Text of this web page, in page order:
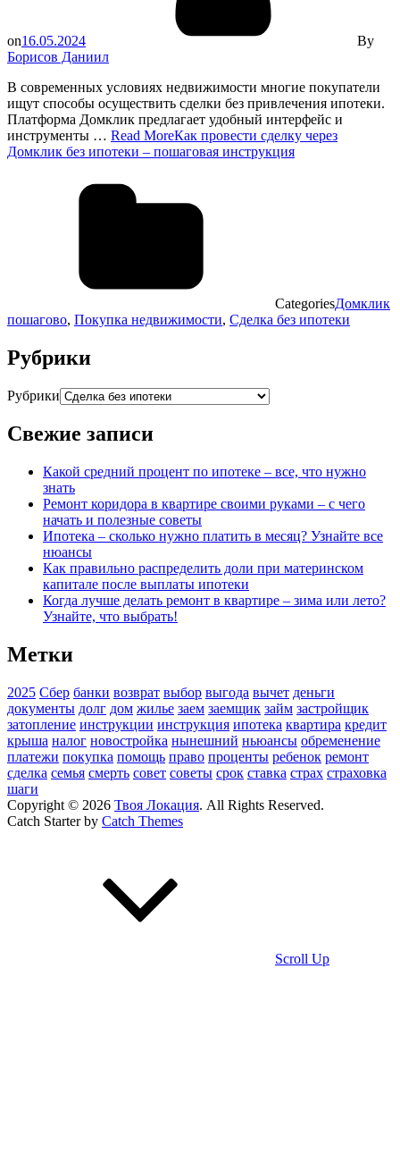
on16.05.2024
By
Борисов Даниил
В современных условиях недвижимости многие покупатели
ищут способы осуществить сделки без привлечения ипотеки.
Платформа Домклик предлагает удобный интерфейс и
инструменты … Read MoreКак провести сделку через
Домклик без ипотеки – пошаговая инструкция
CategoriesДомклик
пошагово, Покупка недвижимости, Сделка без ипотеки
Рубрики
Рубрики
Свежие записи
Какой средний процент по ипотеке – все, что нужно
знать
Ремонт коридора в квартире своими руками – с чего
начать и полезные советы
Ипотека – сколько нужно платить в месяц? Узнайте все
нюансы
Как правильно распределить доли при материнском
капитале после выплаты ипотеки
Когда лучше делать ремонт в квартире – зима или лето?
Узнайте, что выбрать!
Метки
2025 Сбер банки возврат выбор выгода вычет деньги
документы долг дом жилье заем заемщик займ застройщик
затопление инструкции инструкция ипотека квартира кредит
крыша налог новостройка нынешний ньюансы обременение
платежи покупка помощь право проценты ребенок ремонт
сделка семья смерть совет советы срок ставка страх страховка
шаги
Copyright © 2026 Твоя Локация. All Rights Reserved.
Catch Starter by Catch Themes
Scroll Up